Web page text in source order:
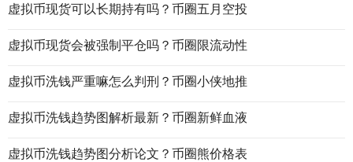
虚拟币现货可以长期持有吗？币圈五月空投
虚拟币现货会被强制平仓吗？币圈限流动性
虚拟币洗钱严重嘛怎么判刑？币圈小侠地推
虚拟币洗钱趋势图解析最新？币圈新鲜血液
虚拟币洗钱趋势图分析论文？币圈熊价格表